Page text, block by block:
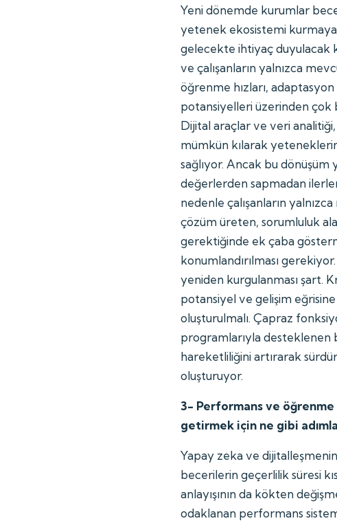
Yeni dönemde kurumlar
yetenek ekosistemi
gelecekte ihtiyaç duyulacak
ve çalışanların yalnızca
öğrenme hızları,
potansiyelleri üzerinden çok
Dijital araçlar ve veri
mümkün kılarak
sağlıyor. Ancak bu dönüşüm
değerlerden sapmadan
nedenle çalışanların
çözüm üreten, sorumluluk
gerektiğinde ek çaba
konumlandırılması
yeniden kurgulanması şart.
potansiyel ve gelişim
oluşturulmalı. Çapraz
programlarıyla desteklenen
hareketliliğini artırarak
oluşturuyor.
3- Performans ve
getirmek için ne gibi
Yapay zeka ve
becerilerin geçerlilik süresi
anlayışının da kökten
odaklanan performans